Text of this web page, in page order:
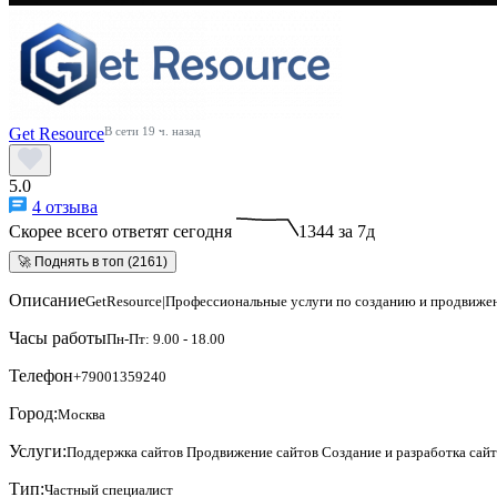
Get ResourceВ сети 19 ч. назад
5.0
4 отзыва
Скорее всего ответят сегодня
1344 за 7д
🚀 Поднять в топ (2161)
ОписаниеGetResource|Профессиональные услуги по созданию и
Часы работыПн-Пт: 9.00 - 18.00
Телефон+79001359240
Город:Москва
Услуги:Поддержка сайтов Продвижение сайтов Создание и разработка
Тип:Частный специалист